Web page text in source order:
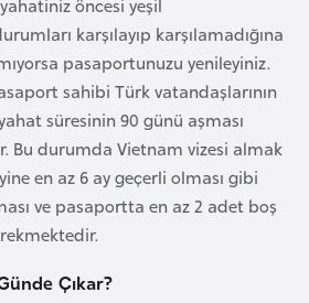
karşılayıp karşılamadığına
pasaportunuzu yenileyiniz.
sahibi Türk vatandaşlarının
süresinin 90 günü aşması
Bu durumda Vietnam vizesi almak
en az 6 ay geçerli olması gibi
ve pasaportta en az 2 adet boş
Çıkar?